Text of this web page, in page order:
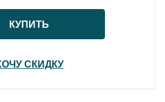
КУПИТЬ
СКИДКУ